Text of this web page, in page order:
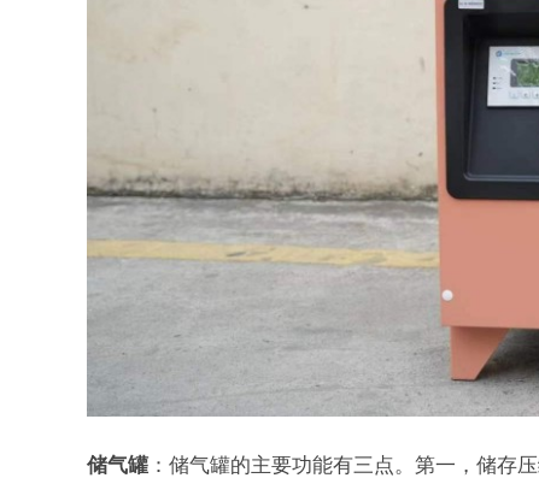
储气罐：储气罐的主要功能有三点。第一，储存